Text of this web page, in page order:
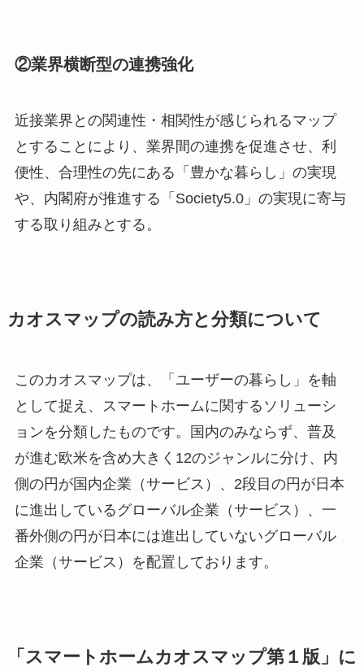
②業界横断型の連携強化
近接業界との関連性・相関性が感じられるマップ
とすることにより、業界間の連携を促進させ、利
便性、合理性の先にある「豊かな暮らし」の実現
や、内閣府が推進する「Society5.0」の実現に寄与
する取り組みとする。
カオスマップの読み方と分類について
このカオスマップは、「ユーザーの暮らし」を軸
として捉え、スマートホームに関するソリューシ
ョンを分類したものです。国内のみならず、普及
が進む欧米を含め大きく12のジャンルに分け、内
側の円が国内企業（サービス）、2段目の円が日本
に進出しているグローバル企業（サービス）、一
番外側の円が日本には進出していないグローバル
企業（サービス）を配置しております。
「スマートホームカオスマップ第１版」に